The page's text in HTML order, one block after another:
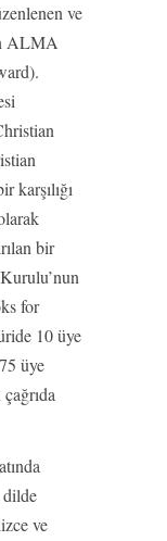
ve
ALMA
karşılığı
bir
for
10 üye
üye
dilde
ve